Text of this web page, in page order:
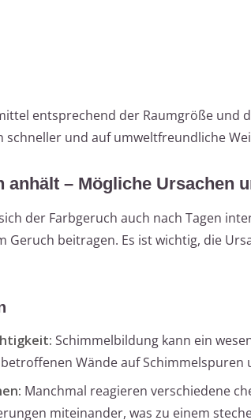
entsprechend der Raumgröße und
schneller und auf umweltfreundliche
anhält – Mögliche Ursachen
der Farbgeruch auch nach Tagen
Geruch beitragen. Es ist wichtig, die
Schimmelbildung kann ein
Wände auf Schimmelspuren
Manchmal reagieren verschiedene
miteinander, was zu einem